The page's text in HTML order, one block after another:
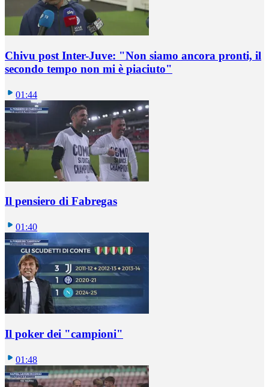
Chivu post Inter-Juve: "Non siamo ancora pronti, il
secondo tempo non mi è piaciuto"
01:44
Il pensiero di Fabregas
01:40
Il poker dei "campioni"
01:48